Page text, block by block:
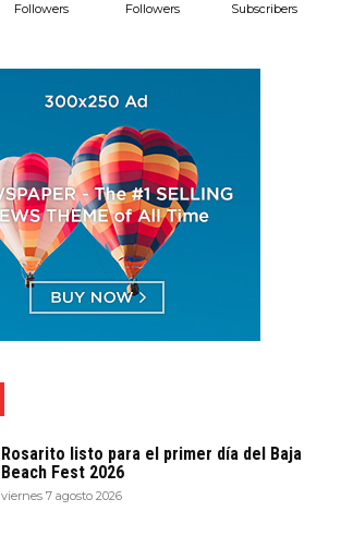
Followers Followers Subscribers
Rosarito listo para el primer día del Baja
Beach Fest 2026
viernes 7 agosto 2026